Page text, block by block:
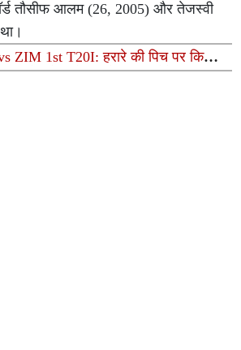
तौसीफ आलम (26, 2005) और तेजस्वी
ZIM 1st T20I: हरारे की पिच पर किसका
बड़े स्कोर या गेंदबाज करेंगे कमाल